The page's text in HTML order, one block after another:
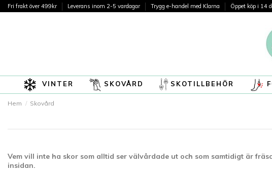
Fri frakt över 499kr Leverans inom 2-5 vardagar Trygg e-handel med Klarna Öppet köp i 14
VINTER SKOVÅRD SKOTILLBEHÖR
Hem Skovård
Vem vill inte ha skor som alltid ser välvårdade ut och som samtidigt är
insidan.